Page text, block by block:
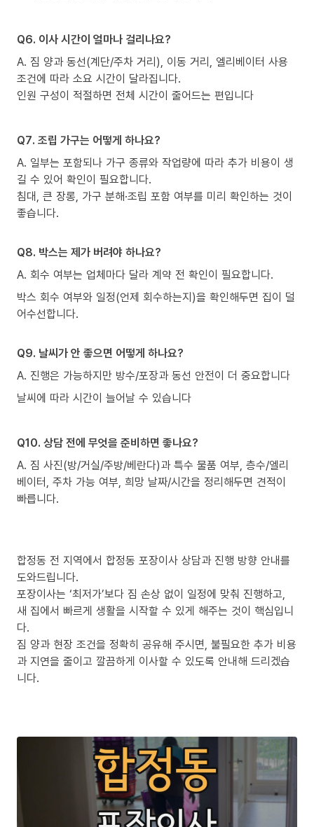
Q6. 이사 시간이 얼마나 걸리나요?
A. 짐 양과 동선(계단/주차 거리), 이동 거리, 엘리베이터 사용
조건에 따라 소요 시간이 달라집니다.
인원 구성이 적절하면 전체 시간이 줄어드는 편입니다
Q7. 조립 가구는 어떻게 하나요?
A. 일부는 포함되나 가구 종류와 작업량에 따라 추가 비용이 생
길 수 있어 확인이 필요합니다.
침대, 큰 장롱, 가구 분해·조립 포함 여부를 미리 확인하는 것이
좋습니다.
Q8. 박스는 제가 버려야 하나요?
A. 회수 여부는 업체마다 달라 계약 전 확인이 필요합니다.
박스 회수 여부와 일정(언제 회수하는지)을 확인해두면 집이 덜
어수선합니다.
Q9. 날씨가 안 좋으면 어떻게 하나요?
A. 진행은 가능하지만 방수/포장과 동선 안전이 더 중요합니다
날씨에 따라 시간이 늘어날 수 있습니다
Q10. 상담 전에 무엇을 준비하면 좋나요?
A. 짐 사진(방/거실/주방/베란다)과 특수 물품 여부, 층수/엘리
베이터, 주차 가능 여부, 희망 날짜/시간을 정리해두면 견적이
빠릅니다.
합정동 전 지역에서 합정동 포장이사 상담과 진행 방향 안내를
도와드립니다.
포장이사는 ‘최저가’보다 짐 손상 없이 일정에 맞춰 진행하고,
새 집에서 빠르게 생활을 시작할 수 있게 해주는 것이 핵심입니
다.
짐 양과 현장 조건을 정확히 공유해 주시면, 불필요한 추가 비용
과 지연을 줄이고 깔끔하게 이사할 수 있도록 안내해 드리겠습
니다.